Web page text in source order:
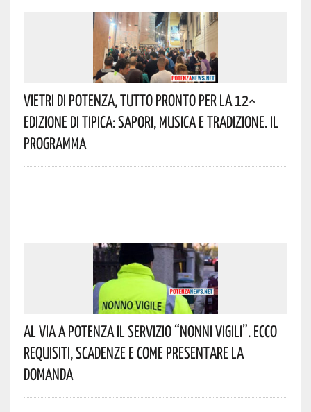
Vietri Di Potenza, Tutto Pronto Per La 12^
Edizione Di Tipica: Sapori, Musica E Tradizione. Il
Programma
Al Via A Potenza Il Servizio “Nonni Vigili”. Ecco
Requisiti, Scadenze E Come Presentare La
Domanda